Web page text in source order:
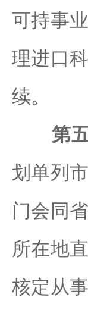
可持事
理进口
续。
第
划单列
门会同
所在地
核定从